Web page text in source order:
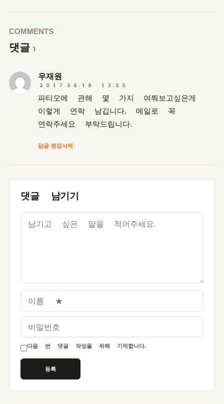
COMMENTS
댓글 1
우재원
2017.08.18 13:55
파티오에 관해 몇 가지 여쭤보고싶은게
이렇게 연락 남깁니다. 메일로 꼭
연락주세요 부탁드립니다.
답글·편집삭제
댓글 남기기
이름
비밀번호
다음 번 댓글 작성을 위해 기억합니다.